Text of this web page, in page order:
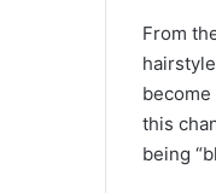
From
this
being